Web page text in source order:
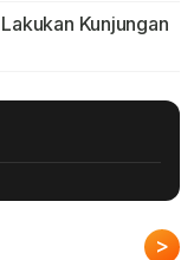
Kunjungan
>